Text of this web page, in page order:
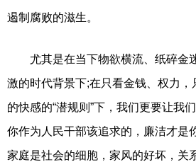
遏制腐败的滋生。
尤其是在当下物欲横流、纸碎金
激的时代背景下;在只看金钱、权力
的快感的“潜规则”下，我们更要让我
你作为人民干部该追求的，廉洁才是
家庭是社会的细胞，家风的好坏，关